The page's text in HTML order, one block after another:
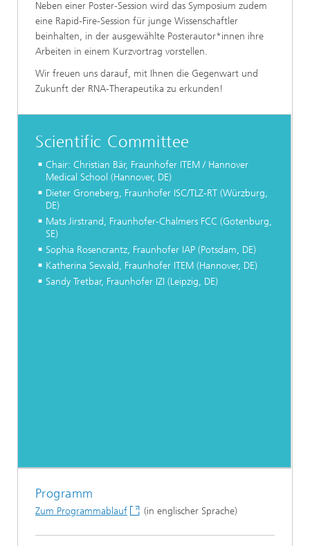
Neben einer Poster-Session wird das Symposium zudem
eine Rapid-Fire-Session für junge Wissenschaftler
beinhalten, in der ausgewählte Posterautor*innen ihre
Arbeiten in einem Kurzvortrag vorstellen.
Wir freuen uns darauf, mit Ihnen die Gegenwart und
Zukunft der RNA-Therapeutika zu erkunden!
Scientific Committee
Chair: Christian Bär, Fraunhofer ITEM / Hannover
Medical School (Hannover, DE)
Dieter Groneberg, Fraunhofer ISC/TLZ-RT (Würzburg,
DE)
Mats Jirstrand, Fraunhofer-Chalmers FCC (Gotenburg,
SE)
Sophia Rosencrantz, Fraunhofer IAP (Potsdam, DE)
Katherina Sewald, Fraunhofer ITEM (Hannover, DE)
Sandy Tretbar, Fraunhofer IZI (Leipzig, DE)
Programm
Zum Programmablauf (in englischer Sprache)